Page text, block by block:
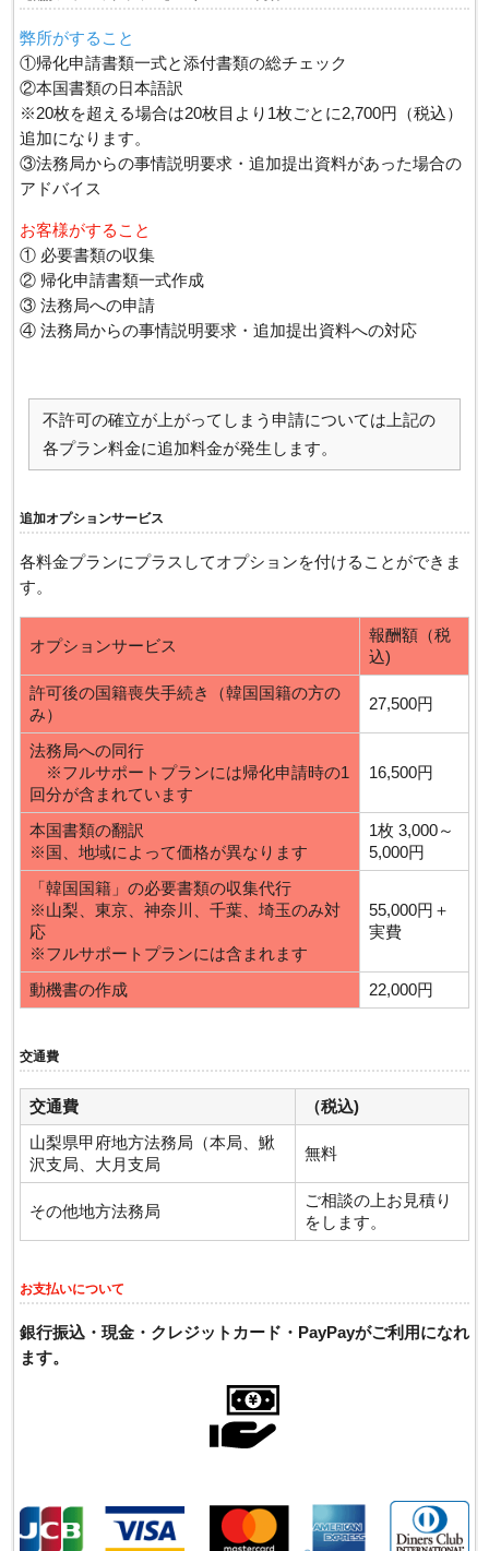
弊所がすること
①帰化申請書類一式と添付書類の総チェック
②本国書類の日本語訳
※20枚を超える場合は20枚目より1枚ごとに2,700円（税込）
追加になります。
③法務局からの事情説明要求・追加提出資料があった場合の
アドバイス
お客様がすること
① 必要書類の収集
② 帰化申請書類一式作成
③ 法務局への申請
④ 法務局からの事情説明要求・追加提出資料への対応
不許可の確立が上がってしまう申請については上記の
各プラン料金に追加料金が発生します。
追加オプションサービス
各料金プランにプラスしてオプションを付けることができま
す。
オプションサービス
報酬額（税
込)
許可後の国籍喪失手続き（韓国国籍の方の
み）
27,500円
法務局への同行
※フルサポートプランには帰化申請時の1
回分が含まれています
16,500円
本国書類の翻訳
※国、地域によって価格が異なります
1枚 3,000～
5,000円
「韓国国籍」の必要書類の収集代行
※山梨、東京、神奈川、千葉、埼玉のみ対
応
※フルサポートプランには含まれます
55,000円＋
実費
動機書の作成 22,000円
交通費
交通費 （税込)
山梨県甲府地方法務局（本局、鰍
沢支局、大月支局
無料
その他地方法務局
ご相談の上お見積り
をします。
お支払いについて
銀行振込・現金・クレジットカード・PayPayがご利用になれ
ます。